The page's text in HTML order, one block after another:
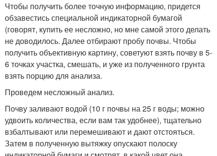
Чтобы получить более точную информацию, придется
обзавестись специальной индикаторной бумагой
(говорят, купить ее несложно, но мне самой этого делать
не доводилось. Далее отбирают пробу почвы. Чтобы
получить объективную картину, советуют взять почву в 5-
6 точках участка, смешать, и уже из полученного грунта
взять порцию для анализа.
Проведем несложный анализ.
Почву заливают водой (10 г почвы на 25 г воды; можно
удвоить количества, если вам так удобнее), тщательно
взбалтывают или перемешивают и дают отстояться.
Затем в полученную вытяжку опускают полоску